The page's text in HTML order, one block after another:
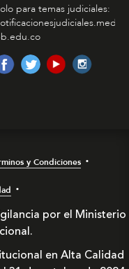
para temas judiciales:
y Condiciones
por el Ministerio
en Alta Calidad